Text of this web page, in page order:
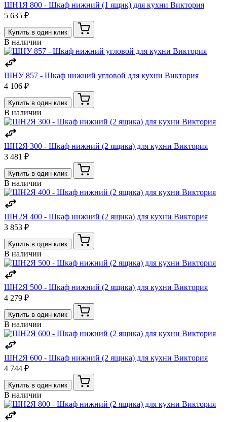
ШН1Я 800 - Шкаф нижний (1 ящик) для кухни Виктория
5 635 ₽
Купить в один клик
В наличии
ШНУ 857 - Шкаф нижний угловой для кухни Виктория
4 106 ₽
Купить в один клик
В наличии
ШН2Я 300 - Шкаф нижний (2 ящика) для кухни Виктория
3 481 ₽
Купить в один клик
В наличии
ШН2Я 400 - Шкаф нижний (2 ящика) для кухни Виктория
3 853 ₽
Купить в один клик
В наличии
ШН2Я 500 - Шкаф нижний (2 ящика) для кухни Виктория
4 279 ₽
Купить в один клик
В наличии
ШН2Я 600 - Шкаф нижний (2 ящика) для кухни Виктория
4 744 ₽
Купить в один клик
В наличии